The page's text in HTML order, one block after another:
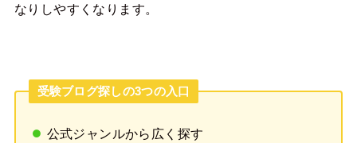
なりしやすくなります。
受験ブログ探しの3つの入口
公式ジャンルから広く探す